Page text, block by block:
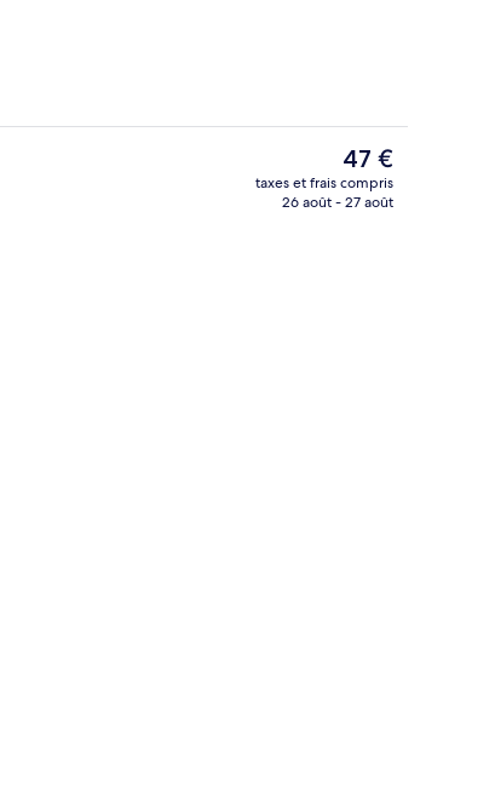
Le
prix
actuel
47 €
taxes et frais compris
26 août - 27 août